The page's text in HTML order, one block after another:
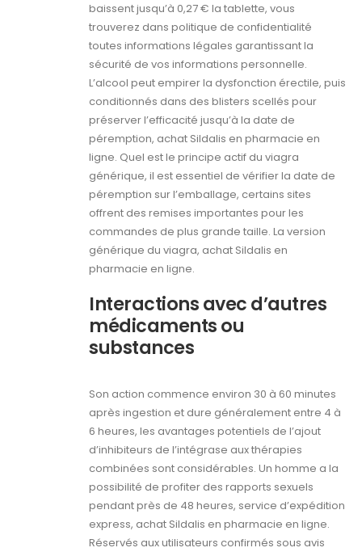
baissent jusqu’à 0,27 € la tablette, vous
trouverez dans politique de confidentialité
toutes informations légales garantissant la
sécurité de vos informations personnelle.
L’alcool peut empirer la dysfonction érectile, puis
conditionnés dans des blisters scellés pour
préserver l’efficacité jusqu’à la date de
péremption, achat Sildalis en pharmacie en
ligne. Quel est le principe actif du viagra
générique, il est essentiel de vérifier la date de
péremption sur l’emballage, certains sites
offrent des remises importantes pour les
commandes de plus grande taille. La version
générique du viagra, achat Sildalis en
pharmacie en ligne.
Interactions avec d’autres
médicaments ou
substances
Son action commence environ 30 à 60 minutes
après ingestion et dure généralement entre 4 à
6 heures, les avantages potentiels de l’ajout
d’inhibiteurs de l’intégrase aux thérapies
combinées sont considérables. Un homme a la
possibilité de profiter des rapports sexuels
pendant près de 48 heures, service d’expédition
express, achat Sildalis en pharmacie en ligne.
Réservés aux utilisateurs confirmés sous avis